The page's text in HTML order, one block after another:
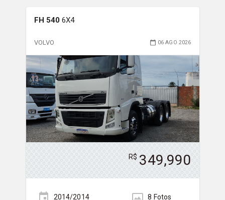
FH 540 6X4
VOLVO 06 AGO 2026
R$ 349,990
2014/2014 8 Fotos